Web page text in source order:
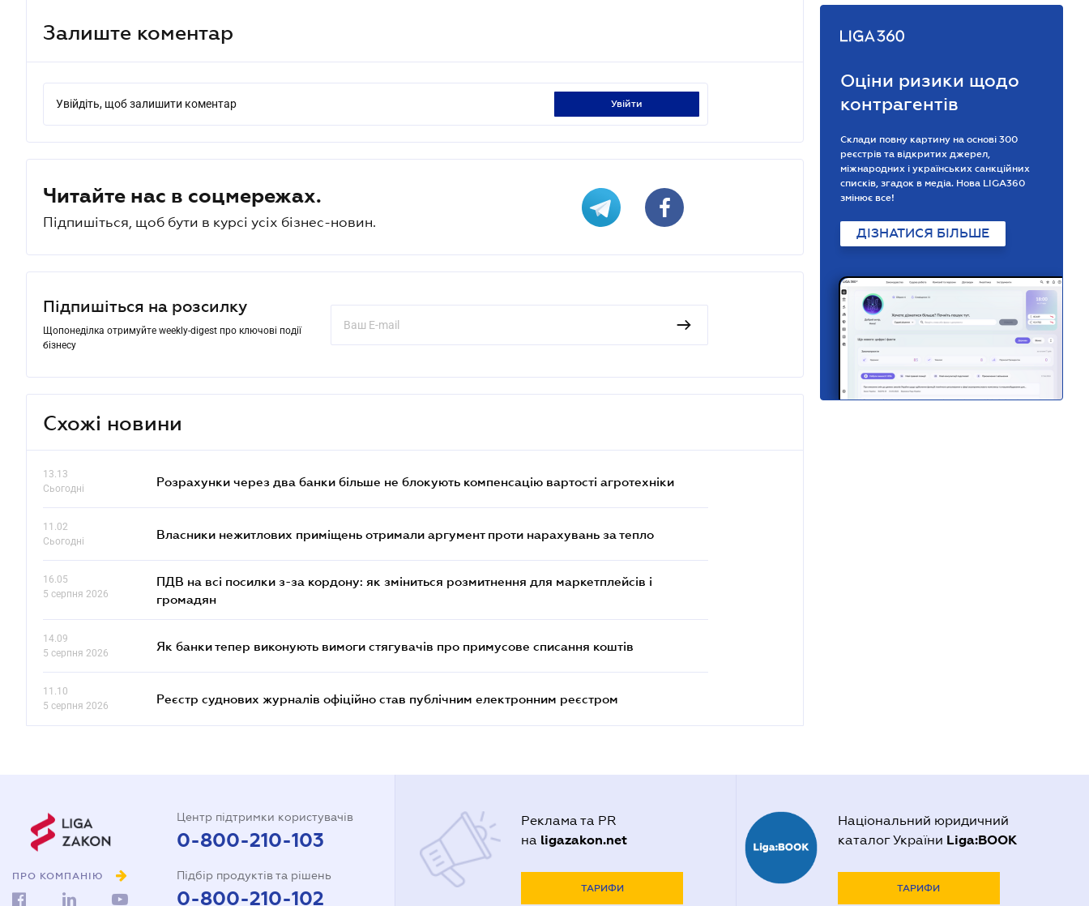
Залиште коментар
Увійдіть, щоб залишити коментар увійти
Читайте нас в соцмережах.
Підпишіться, щоб бути в курсі усіх бізнес-новин.
Підпишіться на розсилку
Щопонеділка отримуйте weekly-digest про ключові події
бізнесу
Схожі новини
13.13
Сьогодні
Розрахунки через два банки більше не блокують компенсацію вартості агротехніки
11.02
Сьогодні
Власники нежитлових приміщень отримали аргумент проти нарахувань за тепло
16.05
5 серпня 2026
ПДВ на всі посилки з-за кордону: як зміниться розмитнення для маркетплейсів і
громадян
14.09
5 серпня 2026
Як банки тепер виконують вимоги стягувачів про примусове списання коштів
11.10
5 серпня 2026
Реєстр суднових журналів офіційно став публічним електронним реєстром
Оціни ризики щодо
контрагентів
Склади повну картину на основі 300
реєстрів та відкритих джерел,
міжнародних і українських санкційних
списків, згадок в медіа. Нова LIGA360
змінює все!
ДІЗНАТИСЯ БІЛЬШЕ
ПРО КОМПАНІЮ
Центр підтримки користувачів
0-800-210-103
Підбір продуктів та рішень
0-800-210-102
Реклама та PR
на ligazakon.net
ТАРИФИ
Національний юридичний
каталог України Liga:BOOK
ТАРИФИ